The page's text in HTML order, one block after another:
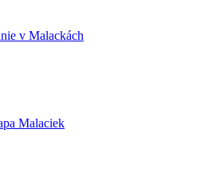
v Malackách
Malaciek